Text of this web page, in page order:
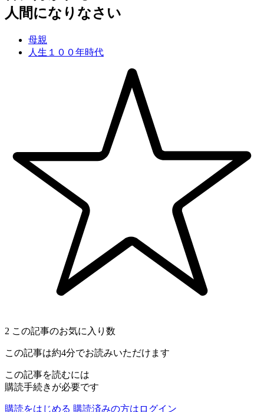
人間になりなさい
母親
人生１００年時代
2 この記事のお気に入り数
この記事は約4分でお読みいただけます
この記事を読むには
購読手続きが必要です
購読をはじめる 購読済みの方はログイン